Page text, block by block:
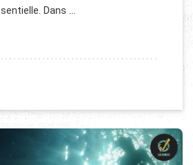
Dans …
PLANIFIER UNE AVENTURE DE VIA